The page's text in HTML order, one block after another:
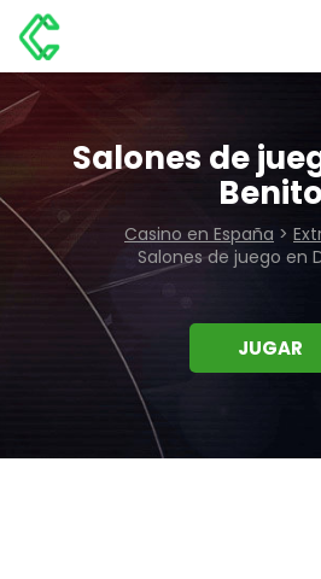
Salones de
Benito
Casino en España >
Salones de juego en
JUGAR